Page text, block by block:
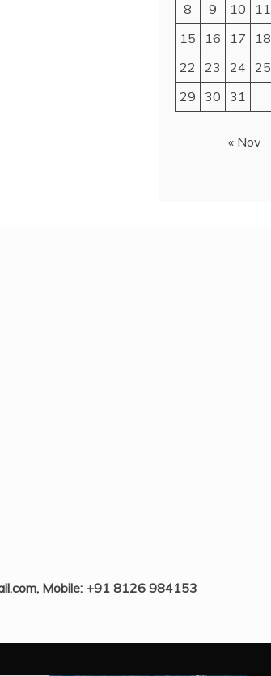
8
9 10 11
15
16 17 18
22
23 24 25
29
30 31
« Nov
Mobile: +91 8126 984153